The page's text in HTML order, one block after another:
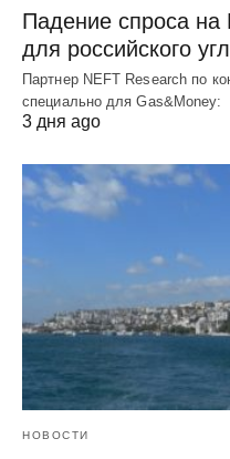
Падение спроса на
для российского
Партнер NEFT Research по
специально для Gas&Money:
3 дня ago
НОВОСТИ